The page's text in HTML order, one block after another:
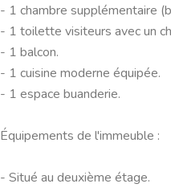
- 1 chambre supplémentaire
- 1 toilette visiteurs avec un
- 1 balcon.
- 1 cuisine moderne équipée.
- 1 espace buanderie.
Équipements de l'immeuble :
- Situé au deuxième étage.